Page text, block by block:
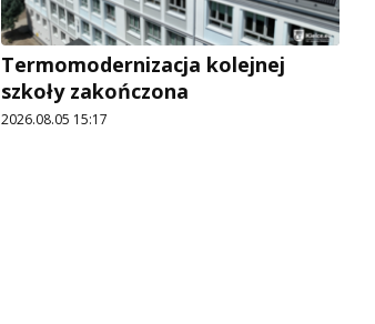
Termomodernizacja kolejnej
szkoły zakończona
2026.08.05 15:17